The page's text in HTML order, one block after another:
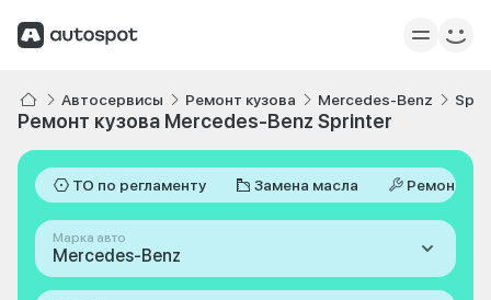
Автосервисы Ремонт кузова Mercedes-Benz
Ремонт кузова Mercedes-Benz Sprinter
ТО по регламенту Замена масла Ремонт
Марка авто
Mercedes-Benz